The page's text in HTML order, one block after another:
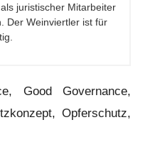
juristischer Mitarbeiter
Der Weinviertler ist für
, Good Governance,
,Opferschutz,